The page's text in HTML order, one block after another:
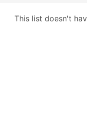
This list doesn't